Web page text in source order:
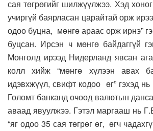
сая төгрөгийг шилжүүлжээ. Хэд
учиргүй баярласан царайтай орж
одоо буцна, мөнгө араас орж ирнэ”
буцсан. Ирсэн ч мөнгө байдаггүй
Монголд ирээд Нидерланд явсан
колл хийж “мөнгө хүлээн авах
идэвхжүүл, свифт кодоо өг” гэхэд нь
Голомт банканд очоод валютын
аваад явуулжээ. Гэтэл маргааш нь
“яг одоо 35 сая төгрөг өг, өгч